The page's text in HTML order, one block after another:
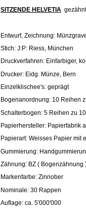
SITZENDE HELVETIA gezähnt
Entwurf, Zeichnung:
Stich: J:P: Riess, München
Druckverfahren: Einfarbiger,
Drucker: Eidg. Münze, Bern
Einzelklischee's: geprägt
Bogenanordnung: 10 Reihen
Schalterbogen: 5 Reihen zu
Papierhersteller: Papierfabrik
Papierart: Weisses Papier mit
Gummierung:
Zähnung: BZ ( Bogenzähnung
Markenfarbe: Zinnober
Nominale: 30 Rappen
Auflage: ca. 5'000'000